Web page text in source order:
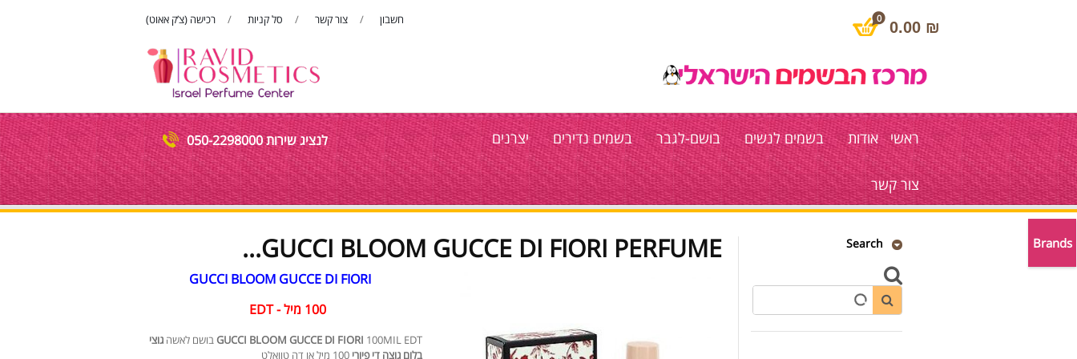
רכישה (צ’ק אאוט) סל קניות צור קשר חשבון 0
0.00 ₪
ראשי אודות בשמים לנשים בושם-לגבר בשמים נדירים יצרנים
צור קשר
לנציג שירות 050-2298000
GUCCI BLOOM GUCCE DI FIORI PERFUME...
GUCCI BLOOM GUCCE DI FIORI 100MIL EDT בושם לאשה
גוצי
בלום גוצה די פיורי
Search Brands